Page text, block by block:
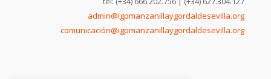
admin@igpmanzanillaygordaldesevilla.org
comunicación@igpmanzanillaygordaldesevilla.org